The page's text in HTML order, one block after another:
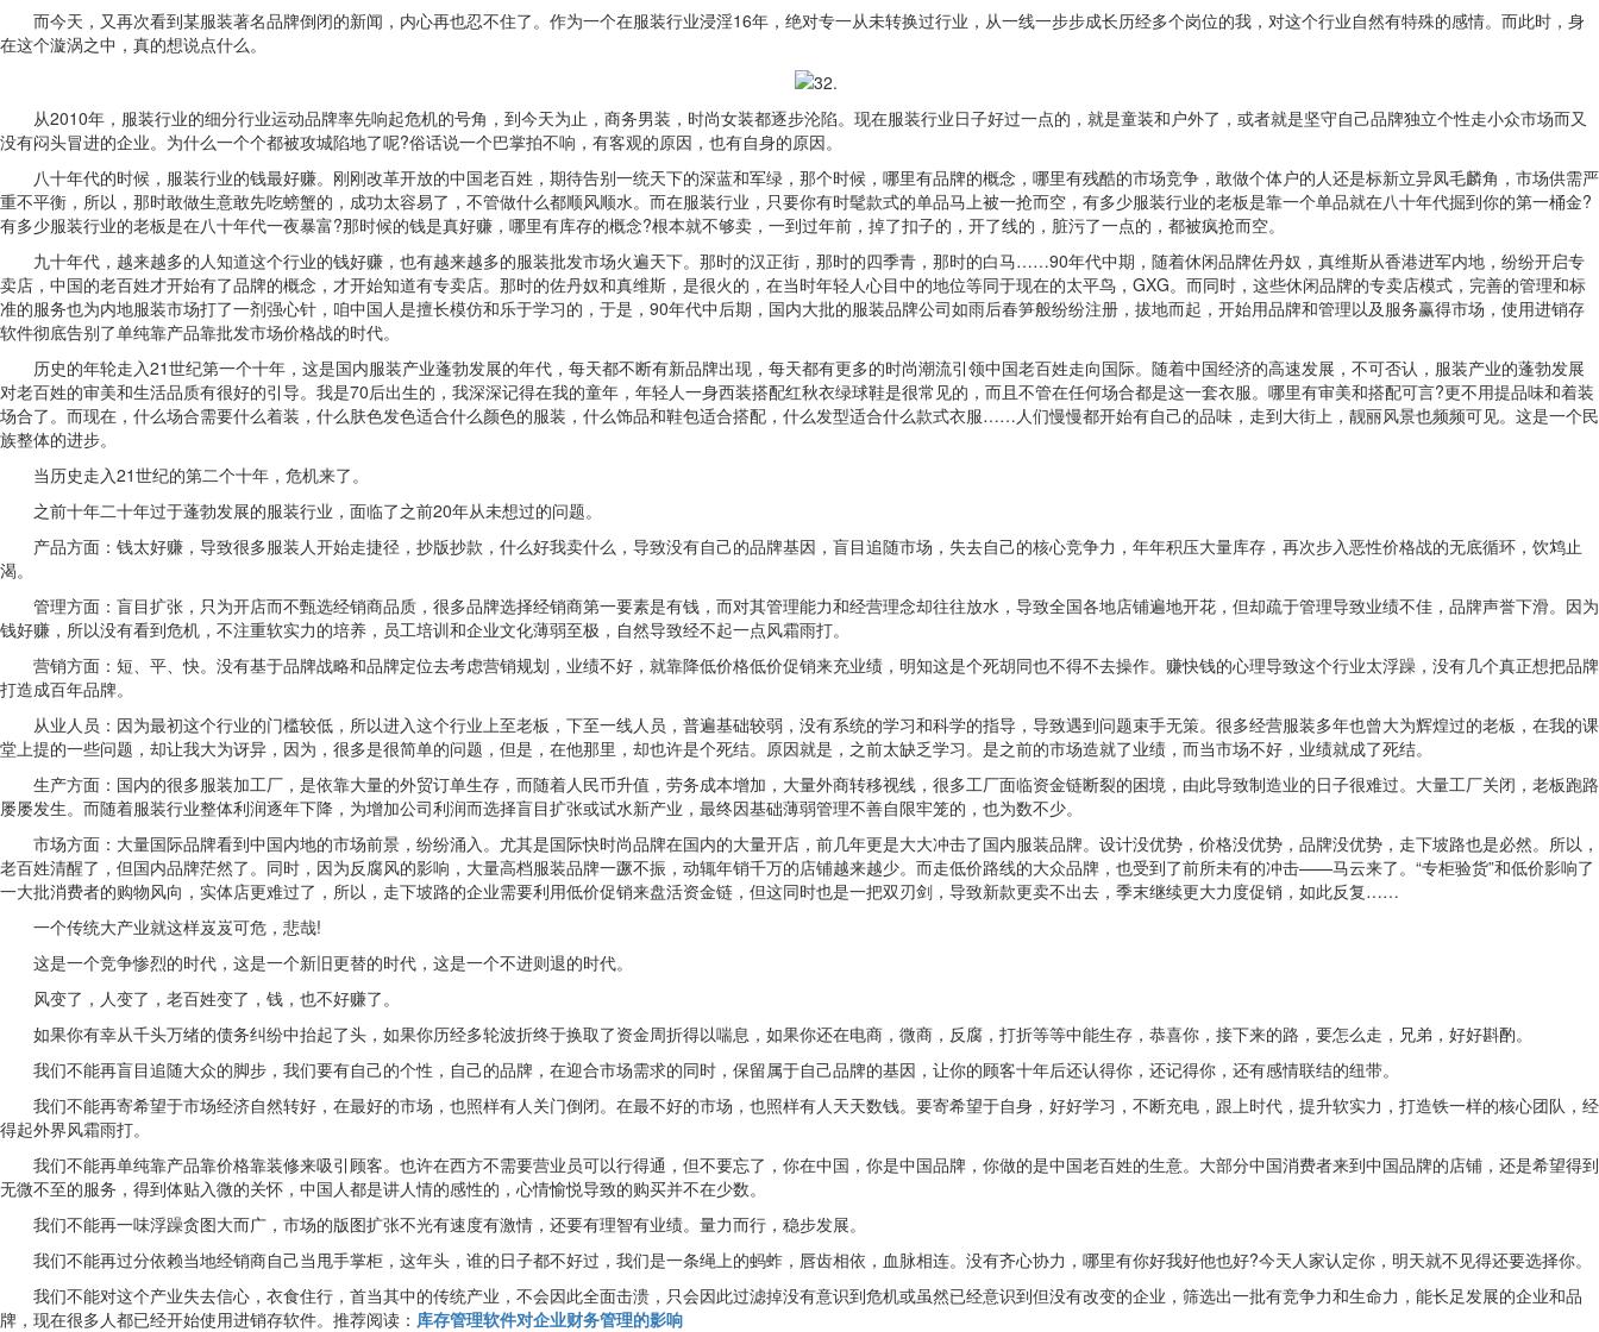
而今天，又再次看到某服装著名品牌倒闭的新闻，内心再也忍不住了。作为一个在服装行业浸淫16年，绝对专一从未转换过行业，从一线一步步成长历经多个岗位的我，对这个行业自然有特殊的感情。而此时，身
在这个漩涡之中，真的想说点什么。
从2010年，服装行业的细分行业运动品牌率先响起危机的号角，到今天为止，商务男装，时尚女装都逐步沦陷。现在服装行业日子好过一点的，就是童装和户外了，或者就是坚守自己品牌独立个性走小众市场而又
没有闷头冒进的企业。为什么一个个都被攻城陷地了呢?俗话说一个巴掌拍不响，有客观的原因，也有自身的原因。
八十年代的时候，服装行业的钱最好赚。刚刚改革开放的中国老百姓，期待告别一统天下的深蓝和军绿，那个时候，哪里有品牌的概念，哪里有残酷的市场竞争，敢做个体户的人还是标新立异凤毛麟角，市场供需严
重不平衡，所以，那时敢做生意敢先吃螃蟹的，成功太容易了，不管做什么都顺风顺水。而在服装行业，只要你有时髦款式的单品马上被一抢而空，有多少服装行业的老板是靠一个单品就在八十年代掘到你的第一桶金?
有多少服装行业的老板是在八十年代一夜暴富?那时候的钱是真好赚，哪里有库存的概念?根本就不够卖，一到过年前，掉了扣子的，开了线的，脏污了一点的，都被疯抢而空。
九十年代，越来越多的人知道这个行业的钱好赚，也有越来越多的服装批发市场火遍天下。那时的汉正街，那时的四季青，那时的白马……90年代中期，随着休闲品牌佐丹奴，真维斯从香港进军内地，纷纷开启专
卖店，中国的老百姓才开始有了品牌的概念，才开始知道有专卖店。那时的佐丹奴和真维斯，是很火的，在当时年轻人心目中的地位等同于现在的太平鸟，GXG。而同时，这些休闲品牌的专卖店模式，完善的管理和标
准的服务也为内地服装市场打了一剂强心针，咱中国人是擅长模仿和乐于学习的，于是，90年代中后期，国内大批的服装品牌公司如雨后春笋般纷纷注册，拔地而起，开始用品牌和管理以及服务赢得市场，使用进销存
软件彻底告别了单纯靠产品靠批发市场价格战的时代。
历史的年轮走入21世纪第一个十年，这是国内服装产业蓬勃发展的年代，每天都不断有新品牌出现，每天都有更多的时尚潮流引领中国老百姓走向国际。随着中国经济的高速发展，不可否认，服装产业的蓬勃发展
对老百姓的审美和生活品质有很好的引导。我是70后出生的，我深深记得在我的童年，年轻人一身西装搭配红秋衣绿球鞋是很常见的，而且不管在任何场合都是这一套衣服。哪里有审美和搭配可言?更不用提品味和着装
场合了。而现在，什么场合需要什么着装，什么肤色发色适合什么颜色的服装，什么饰品和鞋包适合搭配，什么发型适合什么款式衣服……人们慢慢都开始有自己的品味，走到大街上，靓丽风景也频频可见。这是一个民
族整体的进步。
当历史走入21世纪的第二个十年，危机来了。
之前十年二十年过于蓬勃发展的服装行业，面临了之前20年从未想过的问题。
产品方面：钱太好赚，导致很多服装人开始走捷径，抄版抄款，什么好我卖什么，导致没有自己的品牌基因，盲目追随市场，失去自己的核心竞争力，年年积压大量库存，再次步入恶性价格战的无底循环，饮鸩止
渴。
管理方面：盲目扩张，只为开店而不甄选经销商品质，很多品牌选择经销商第一要素是有钱，而对其管理能力和经营理念却往往放水，导致全国各地店铺遍地开花，但却疏于管理导致业绩不佳，品牌声誉下滑。因为
钱好赚，所以没有看到危机，不注重软实力的培养，员工培训和企业文化薄弱至极，自然导致经不起一点风霜雨打。
营销方面：短、平、快。没有基于品牌战略和品牌定位去考虑营销规划，业绩不好，就靠降低价格低价促销来充业绩，明知这是个死胡同也不得不去操作。赚快钱的心理导致这个行业太浮躁，没有几个真正想把品牌
打造成百年品牌。
从业人员：因为最初这个行业的门槛较低，所以进入这个行业上至老板，下至一线人员，普遍基础较弱，没有系统的学习和科学的指导，导致遇到问题束手无策。很多经营服装多年也曾大为辉煌过的老板，在我的课
堂上提的一些问题，却让我大为讶异，因为，很多是很简单的问题，但是，在他那里，却也许是个死结。原因就是，之前太缺乏学习。是之前的市场造就了业绩，而当市场不好，业绩就成了死结。
生产方面：国内的很多服装加工厂，是依靠大量的外贸订单生存，而随着人民币升值，劳务成本增加，大量外商转移视线，很多工厂面临资金链断裂的困境，由此导致制造业的日子很难过。大量工厂关闭，老板跑路
屡屡发生。而随着服装行业整体利润逐年下降，为增加公司利润而选择盲目扩张或试水新产业，最终因基础薄弱管理不善自限牢笼的，也为数不少。
市场方面：大量国际品牌看到中国内地的市场前景，纷纷涌入。尤其是国际快时尚品牌在国内的大量开店，前几年更是大大冲击了国内服装品牌。设计没优势，价格没优势，品牌没优势，走下坡路也是必然。所以，
老百姓清醒了，但国内品牌茫然了。同时，因为反腐风的影响，大量高档服装品牌一蹶不振，动辄年销千万的店铺越来越少。而走低价路线的大众品牌，也受到了前所未有的冲击——马云来了。“专柜验货”和低价影响了
一大批消费者的购物风向，实体店更难过了，所以，走下坡路的企业需要利用低价促销来盘活资金链，但这同时也是一把双刃剑，导致新款更卖不出去，季末继续更大力度促销，如此反复……
一个传统大产业就这样岌岌可危，悲哉!
这是一个竞争惨烈的时代，这是一个新旧更替的时代，这是一个不进则退的时代。
风变了，人变了，老百姓变了，钱，也不好赚了。
如果你有幸从千头万绪的债务纠纷中抬起了头，如果你历经多轮波折终于换取了资金周折得以喘息，如果你还在电商，微商，反腐，打折等等中能生存，恭喜你，接下来的路，要怎么走，兄弟，好好斟酌。
我们不能再盲目追随大众的脚步，我们要有自己的个性，自己的品牌，在迎合市场需求的同时，保留属于自己品牌的基因，让你的顾客十年后还认得你，还记得你，还有感情联结的纽带。
我们不能再寄希望于市场经济自然转好，在最好的市场，也照样有人关门倒闭。在最不好的市场，也照样有人天天数钱。要寄希望于自身，好好学习，不断充电，跟上时代，提升软实力，打造铁一样的核心团队，经
得起外界风霜雨打。
我们不能再单纯靠产品靠价格靠装修来吸引顾客。也许在西方不需要营业员可以行得通，但不要忘了，你在中国，你是中国品牌，你做的是中国老百姓的生意。大部分中国消费者来到中国品牌的店铺，还是希望得到
无微不至的服务，得到体贴入微的关怀，中国人都是讲人情的感性的，心情愉悦导致的购买并不在少数。
我们不能再一味浮躁贪图大而广，市场的版图扩张不光有速度有激情，还要有理智有业绩。量力而行，稳步发展。
我们不能再过分依赖当地经销商自己当甩手掌柜，这年头，谁的日子都不好过，我们是一条绳上的蚂蚱，唇齿相依，血脉相连。没有齐心协力，哪里有你好我好他也好?今天人家认定你，明天就不见得还要选择你。
我们不能对这个产业失去信心，衣食住行，首当其中的传统产业，不会因此全面击溃，只会因此过滤掉没有意识到危机或虽然已经意识到但没有改变的企业，筛选出一批有竞争力和生命力，能长足发展的企业和品
牌，现在很多人都已经开始使用进销存软件。推荐阅读： 库存管理软件对企业财务管理的影响